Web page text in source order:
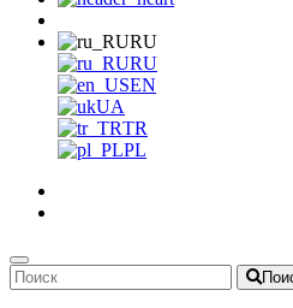
RU
RU
EN
UA
TR
PL